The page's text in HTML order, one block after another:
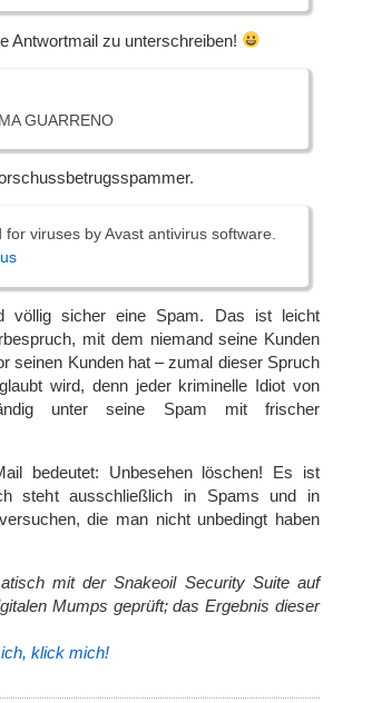
Antwortmail zu unterschreiben!
GUARRENO
viruses by Avast antivirus software.
völlig sicher eine Spam. Das ist leicht
mit dem niemand seine Kunden
seinen Kunden hat – zumal dieser Spruch
wird, denn jeder kriminelle Idiot von
unter seine Spam mit frischer
bedeutet: Unbesehen löschen! Es ist
steht ausschließlich in Spams und in
die man nicht unbedingt haben
mit der Snakeoil Security Suite auf
Mumps geprüft; das Ergebnis dieser
klick mich!